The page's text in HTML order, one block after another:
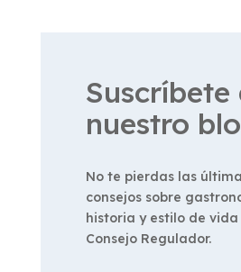
Suscríbete
nuestro
No te pierdas las
consejos sobre
historia y estilo de vida
Consejo Regulador.